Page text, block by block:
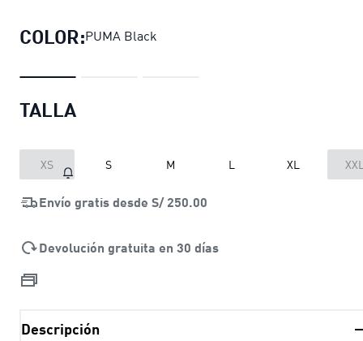
COLOR:PUMA Black
TALLA
XS S M L XL
Envío gratis desde S/ 250.00
Devolución gratuita en 30 días
Descripción